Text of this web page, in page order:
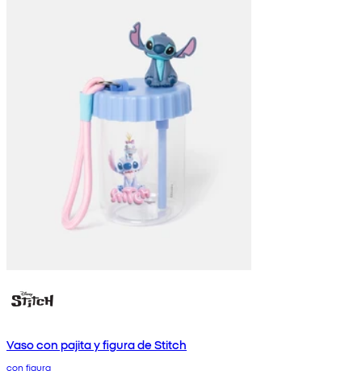
Vaso con pajita y figura de Stitch
con figura